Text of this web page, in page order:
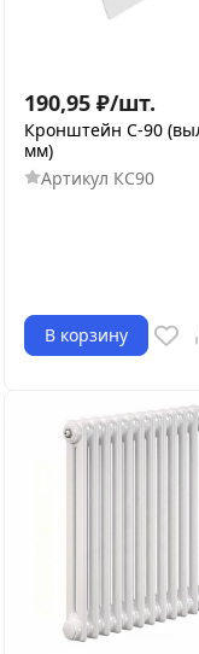
190,95 ₽/шт.
Кронштейн С-90
мм)
Артикул КС90
В корзину